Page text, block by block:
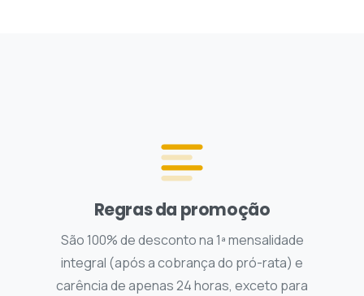
Regras da promoção
São 100% de desconto na 1ª mensalidade
integral (após a cobrança do pró-rata) e
carência de apenas 24 horas, exceto para